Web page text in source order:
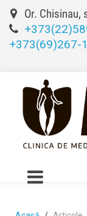
Or. Chisinau,
+373(69)267-